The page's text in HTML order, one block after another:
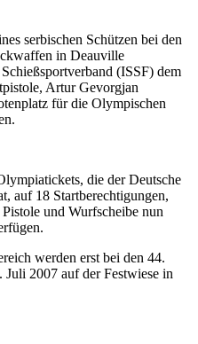
serbischen Schützen bei den
in Deauville
(ISSF) dem
Artur Gevorgjan
für die Olympischen
die der Deutsche
auf 18 Startberechtigungen,
und Wurfscheibe nun
werden erst bei den 44.
2007 auf der Festwiese in